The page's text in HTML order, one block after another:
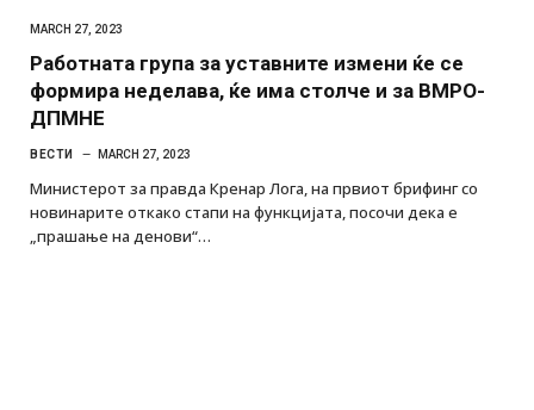
MARCH 27, 2023
Работната група за уставните измени ќе се
формира неделава, ќе има столче и за ВМРО-
ДПМНЕ
ВЕСТИ MARCH 27, 2023
Министерот за правда Кренар Лога, на првиот брифинг со
новинарите откако стапи на функцијата, посочи дека е
„прашање на денови“…